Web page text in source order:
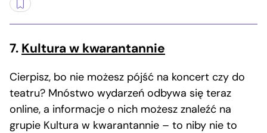
7. Kultura w kwarantannie
Cierpisz, bo nie możesz pójść na koncert czy do
teatru? Mnóstwo wydarzeń odbywa się teraz
online, a informacje o nich możesz znaleźć na
grupie Kultura w kwarantannie – to niby nie to